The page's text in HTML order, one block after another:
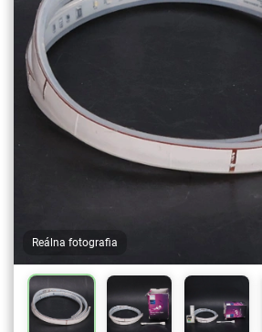
Reálna fotografia